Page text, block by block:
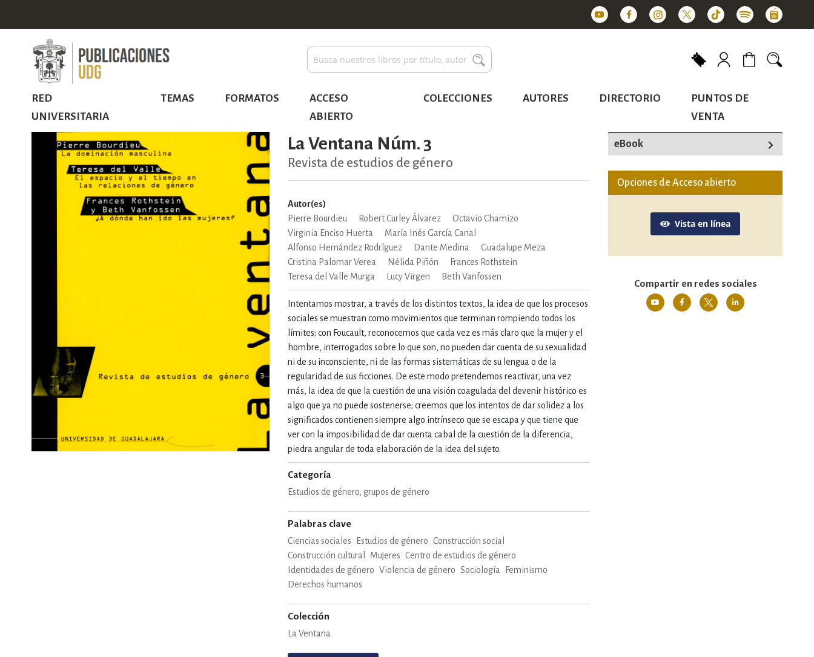
Buscar
RED
UNIVERSITARIA
TEMAS FORMATOS
ACCESO
ABIERTO
COLECCIONES AUTORES DIRECTORIO
PUNTOS DE
VENTA
La Ventana Núm. 3
Revista de estudios de género
Autor(es)
Pierre Bourdieu
Robert Curley Álvarez
Octavio Chamizo
Virginia Enciso Huerta
María Inés García Canal
Alfonso Hernández Rodríguez
Dante Medina
Guadalupe Meza
Cristina Palomar Verea
Nélida Piñón
Frances Rothstein
Teresa del Valle Murga
Lucy Virgen Beth Vanfossen
Intentamos mostrar, a través de los distintos textos, la idea de que los procesos
sociales se muestran como movimientos que terminan rompiendo todos los
límites; con Foucault, reconocemos que cada vez es más claro que la mujer y el
hombre, interrogados sobre lo que son, no pueden dar cuenta de su sexualidad
ni de su inconsciente, ni de las formas sistemáticas de su lengua o de la
regularidad de sus ficciones. De este modo pretendemos reactivar, una vez
más, la idea de que la cuestión de una visión coagulada del devenir histórico es
algo que ya no puede sostenerse; creemos que los intentos de dar solidez a los
significados contienen siempre algo intrínseco que se escapa y que tiene que
ver con la imposibilidad de dar cuenta cabal de la cuestión de la diferencia,
piedra angular de toda elaboración de la idea del sujeto.
Categoría
Estudios de género, grupos de género
Palabras clave
Ciencias sociales Estudios de género Construcción social
Construcción cultural
Mujeres Centro de estudios de género
Identidades de género Violencia de género Sociología
Feminismo
Derechos humanos
Colección
La Ventana
eBook
Opciones de Acceso abierto
Vista en línea
Compartir en redes sociales